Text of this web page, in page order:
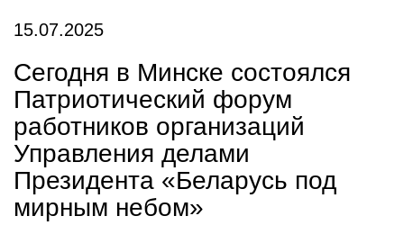
15.07.2025
Сегодня в Минске состоялся
Патриотический форум
работников организаций
Управления делами
Президента «Беларусь под
мирным небом»